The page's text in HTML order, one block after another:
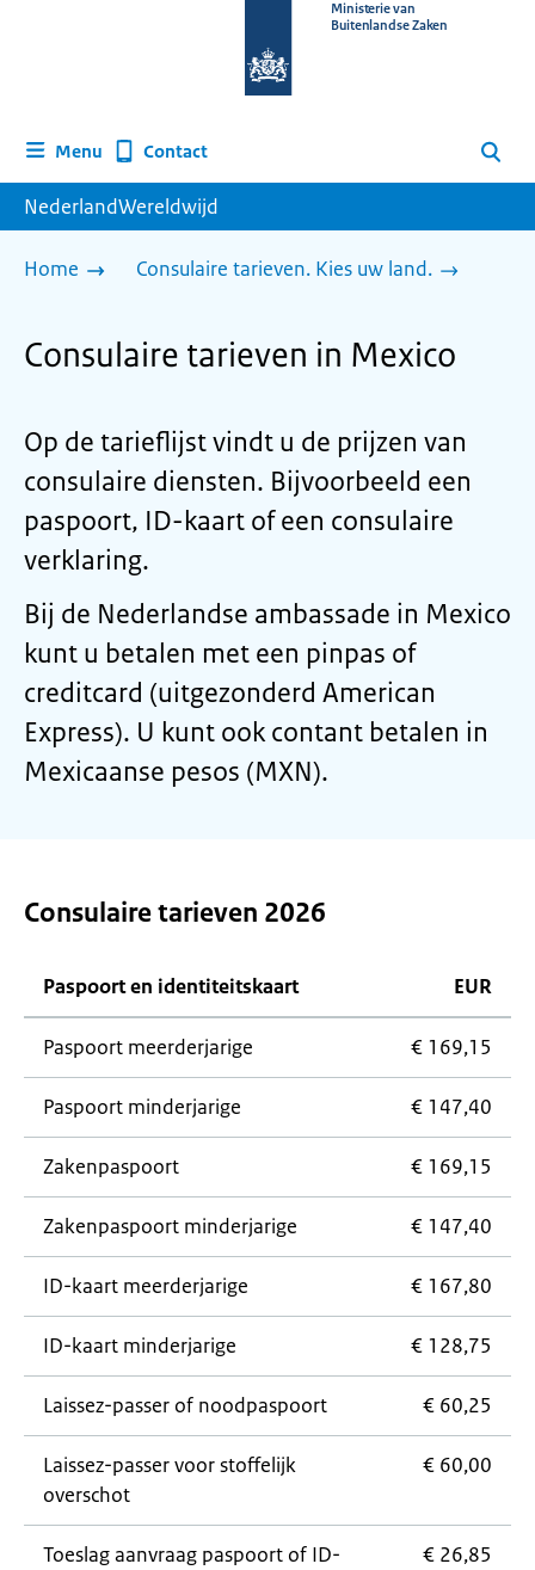
homepage
Ministerie van
Buitenlandse Zaken
Menu Contact Zoeken
NederlandWereldwijd
Home Consulaire tarieven. Kies uw land.
Consulaire tarieven in Mexico
Op de tarieflijst vindt u de prijzen van
consulaire diensten. Bijvoorbeeld een
paspoort, ID-kaart of een consulaire
verklaring.
Bij de Nederlandse ambassade in Mexico
kunt u betalen met een pinpas of
creditcard (uitgezonderd American
Express). U kunt ook contant betalen in
Mexicaanse pesos (MXN).
Consulaire tarieven 2026
Paspoort en identiteitskaart EUR
Paspoort meerderjarige € 169,15
Paspoort minderjarige € 147,40
Zakenpaspoort € 169,15
Zakenpaspoort minderjarige € 147,40
ID-kaart meerderjarige € 167,80
ID-kaart minderjarige € 128,75
Laissez-passer of noodpaspoort € 60,25
Laissez-passervoor stoffelijk
overschot
€ 60,00
Toeslag aanvraag paspoort of ID-
€ 26,85